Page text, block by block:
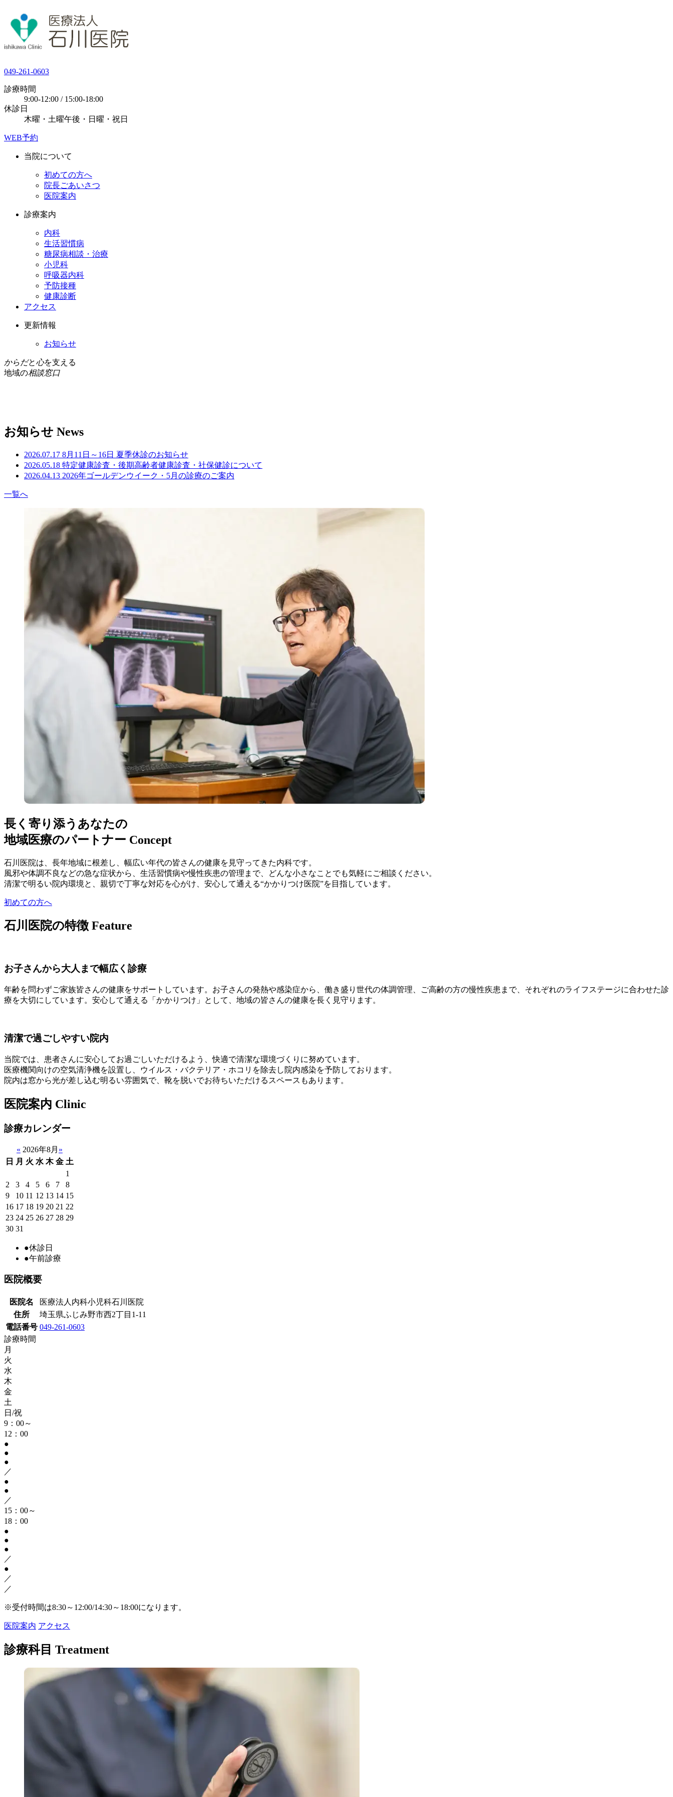
049-261-0603
診療時間
9:00-12:00 / 15:00-18:00
休診日
木曜・土曜午後・日曜・祝日
WEB予約
当院について
初めての方へ
院長ごあいさつ
医院案内
診療案内
内科
生活習慣病
糖尿病相談・治療
小児科
呼吸器内科
予防接種
健康診断
アクセス
更新情報
お知らせ
からだと心を支える
地域の相談窓口
お知らせ News
2026.07.17 8月11日～16日 夏季休診のお知らせ
2026.05.18 特定健康診査・後期高齢者健康診査・社保健診について
2026.04.13 2026年ゴールデンウイーク・5月の診療のご案内
一覧へ
長く寄り添うあなたの
地域医療のパートナー Concept
石川医院は、長年地域に根差し、幅広い年代の皆さんの健康を見守ってきた内科です。
風邪や体調不良などの急な症状から、生活習慣病や慢性疾患の管理まで、どんな小さなことでも気軽にご相談ください。
清潔で明るい院内環境と、親切で丁寧な対応を心がけ、安心して通える“かかりつけ医院”を目指しています。
初めての方へ
石川医院の特徴 Feature
お子さんから大人まで幅広く診療
年齢を問わずご家族皆さんの健康をサポートしています。お子さんの発熱や感染症から、働き盛り世代の体調管理、ご高齢の方の慢性疾患まで、それぞれのライフステージに合わせた診
療を大切にしています。安心して通える「かかりつけ」として、地域の皆さんの健康を長く見守ります。
清潔で過ごしやすい院内
当院では、患者さんに安心してお過ごしいただけるよう、快適で清潔な環境づくりに努めています。
医療機関向けの空気清浄機を設置し、ウイルス・バクテリア・ホコリを除去し院内感染を予防しております。
院内は窓から光が差し込む明るい雰囲気で、靴を脱いでお待ちいただけるスペースもあります。
医院案内 Clinic
診療カレンダー
« 2026年8月 »
日
月 火 水 木 金 土
1
2
3 4 5 6 7
8
9
10 11 12 13 14 15
16 17 18 19 20 21 22
23 24 25 26 27 28 29
30 31
●休診日
●午前診療
医院概要
医院名
医療法人内科小児科石川医院
住所
埼玉県ふじみ野市西2丁目1-11
電話番号 049-261-0603
診療時間
月
火
水
木
金
土
日/祝
9：00～
12：00
●
●
●
／
●
●
／
15：00～
18：00
●
●
●
／
●
／
／
※受付時間は8:30～12:00/14:30～18:00になります。
医院案内 アクセス
診療科目 Treatment